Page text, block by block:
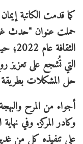
كما قدمت الكاتبة
حملت عنوان "حدث
التي تُشجع على تعزيز
حل المشكلات
أجواء من المرح
وكادر المركز. وفي
على تنفيذه كل من